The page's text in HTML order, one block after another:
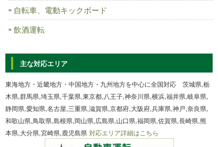
自転車、電動キックボード
飲酒運転
主な対応エリア
東海地方・近畿地方・中国地方・九州地方を中心に全国対応 茨城県,栃
木県,群馬県,埼玉県,千葉県,東京都,八王子,神奈川県,横浜,福井県,岐阜県,
静岡県,愛知県,名古屋,三重県,滋賀県,京都府,大阪府,兵庫県,神戸,奈良県,
和歌山県,鳥取県,島根県,岡山県,広島県,山口県,福岡県,佐賀県,長崎県,熊
本県,大分県,宮崎県,鹿児島県対応エリア詳細はこちら